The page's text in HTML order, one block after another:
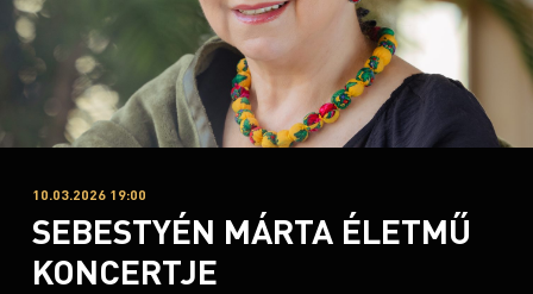
10.03.2026 19:00
SEBESTYÉN MÁRTA ÉLETMŰ
KONCERTJE